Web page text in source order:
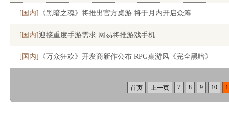
[国内] 《黑暗之魂》将推出官方桌游 将于月内开启众筹
[国内]迎接重度手游需求 网易将推游戏手机
[国内] 《万众狂欢》开发商新作公布 RPG桌游风《完全黑暗》
首页 上一页 7 8 9 10